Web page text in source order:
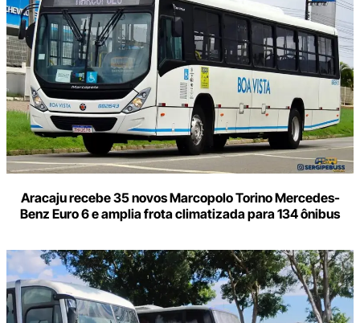
Aracaju recebe 35 novos Marcopolo Torino Mercedes-
Benz Euro 6 e amplia frota climatizada para 134 ônibus